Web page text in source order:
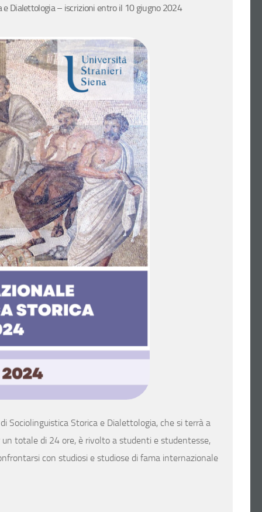
Dialettologia – iscrizioni entro il 10 giugno 2024
Sociolinguistica Storica e Dialettologia, che si terrà a
totale di 24 ore, è rivolto a studenti e studentesse,
con studiosi e studiose di fama internazionale